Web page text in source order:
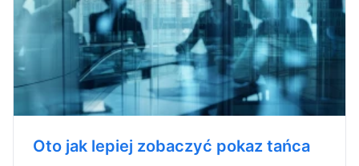
Oto jak lepiej zobaczyć pokaz tańca